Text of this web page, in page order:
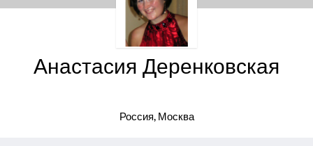
Анастасия Деренковская
Россия, Москва